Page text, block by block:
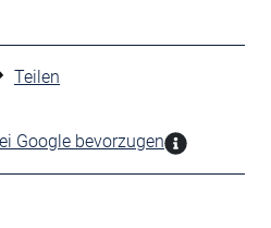
Teilen
Google bevorzugen